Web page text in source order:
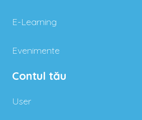
E-Learning
Evenimente
Contul tău
User